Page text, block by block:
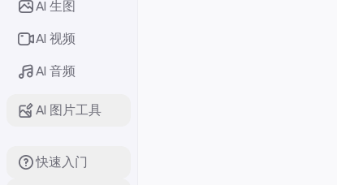
AI 生图
AI 视频
AI 音频
AI 图片工具
快速入门